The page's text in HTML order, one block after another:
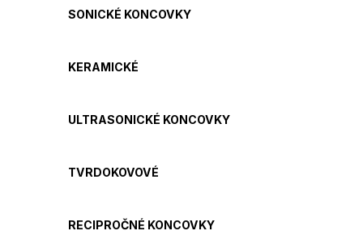
SONICKÉ KONCOVKY
KERAMICKÉ
ULTRASONICKÉ KONCOVKY
TVRDOKOVOVÉ
RECIPROČNÉ KONCOVKY